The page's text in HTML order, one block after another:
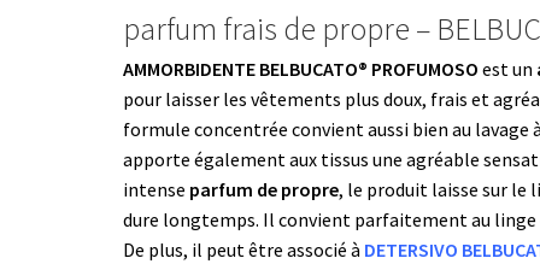
parfum frais de propre –
AMMORBIDENTE BELBUCATO® PROFUMOSO est un
pour laisser les vêtements plus doux, frais et
formule concentrée convient aussi bien au lavage
apporte également aux tissus une agréable
intense parfum de propre, le produit laisse sur le
dure longtemps. Il convient parfaitement au
De plus, il peut être associé à DETERSIVO